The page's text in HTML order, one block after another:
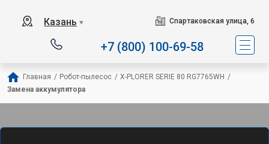
Казань ▼ Спартаковская улица, 6
+7 (800) 100-69-58
Главная / Робот-пылесос / X-PLORER SERIE 80 RG7765WH /
Замена аккумулятора